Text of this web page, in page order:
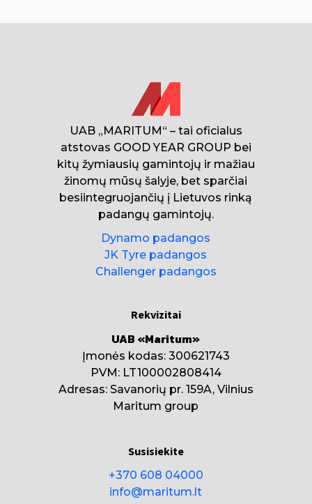
UAB „MARITUM“ – tai oficialus
atstovas GOOD YEAR GROUP bei
kitų žymiausių gamintojų ir mažiau
žinomų mūsų šalyje, bet sparčiai
besiintegruojančių į Lietuvos rinką
padangų gamintojų.
Dynamo padangos
JK Tyre padangos
Challenger padangos
Rekvizitai
UAB «Maritum»
Įmonės kodas: 300621743
PVM: LT100002808414
Adresas: Savanorių pr. 159A, Vilnius
Maritum group
Susisiekite
+370 608 04000
info@maritum.lt